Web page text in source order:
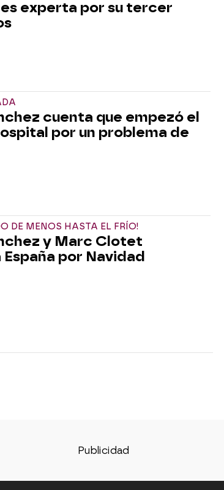
es experta por su tercer
cuenta que empezó el
por un problema de
DE MENOS HASTA EL FRÍO!
y Marc Clotet
por Navidad